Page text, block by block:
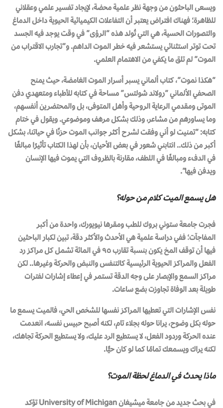
ويسعى الباحثون من وجهة نظر علمية محضة، لإيجاد تفسير علمي وعقلاني
للظاهرة؛ فهناك افتراض يعتبر أن التفاعلات الكيميائية الحيوية داخل الدماغ
والتصورات الحسية، هي التي تُولد هذه “الرؤى” في وقت يوجد فيه الجسد
تحت توتر استثنائي يستشعر فيه خطر الموت الداهم. و”تجارب الاقتراب من
الموت” لم تلق ما يكفي من الاهتمام العلمي.
“هكذا نموت”، كتاب ألماني يسبر أسرار الموت الغامضة، حيث يمنح
الصحفي الألماني “رولاند شولتس” مساحة في كتابه للأطباء ومتعهدي دفن
الموتى ومقدمي الرعاية الروحية وأهل المتوفى، بل والمحتضرين أنفسهم،
وما يساورهم من مشاعر، وذلك بشكل مرهف وموضوعي. ويقول في ختام
كتابه: “تمنيت لو أني وفقت لشرح أكثر جوانب الموت حزنًا في حياتنا، بشكل
أكبر من ذلك.. انتابني شعور في بعض الأحيان، بأن لهذا الكتاب تأثيرًا مبالغًا
في الدفء ومبالغًا في اللطف، مقارنة بالظروف التي يموت فيها الإنسان
ويدفن فيها”.
هل يسمع الميت كلام من حوله؟
فجرت جامعة ستوني بروك للطب ومقرها نيويورك، واحدة من أكبر
المفاجآت؛ ففي دراسة علمية هي الأحدث والأكثر دقة، تبين لكبار الباحثين
فيها أن توقف المخ يكون بنسبة تقارب ٩٥ في المائة تشمل كل مراكز رد
الفعل والمراكز الحيوية الرئيسية كالتنفس والنبض والحركة وغيرها.. لكن
مراكز السمع والإبصار على وجه الدقة تستمر في إعطاء إشارات لفترات
طويلة بعد الوفاة تجاوزت بضع ساعات.
نفس الإشارات التي تعطيها المراكز نفسها للشخص الحي، فالميت يسمع ما
حوله بكل وضوح، يرانا حوله بجلاء تام، لكنه أصبح حبيس نفسه، انعدمت
عنده الحركة وردود الفعل، لا يستطيع الرد عليك، ولا يستطيع الحركة تجاهك،
لكنه يراك ويسمعك تمامًا كما لو كان حيًّا.
ماذا يحدث في الدماغ لحظة الموت؟
في بحث جديد من جامعة ميشيغانUniversity of Michiganتؤكد